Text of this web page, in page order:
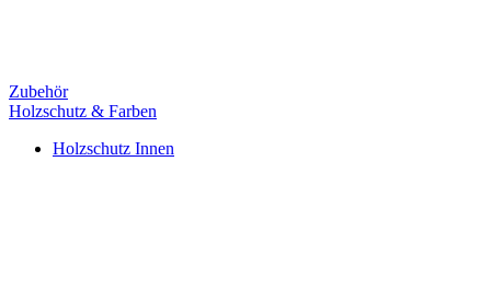
Zubehör
Holzschutz & Farben
Holzschutz Innen